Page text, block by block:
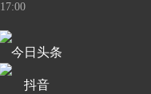
今日头条
抖音